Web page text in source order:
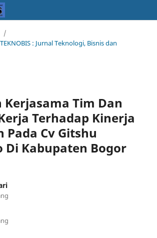
/
: Jurnal Teknologi, Bisnis dan
Kerjasama Tim Dan
Terhadap Kinerja
Pada Cv Gitshu
Di Kabupaten Bogor